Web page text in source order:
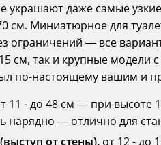
украшают даже самые
см. Миниатюрное для
ограничений — все
см, так и крупные
по-настоящему вашим и
11 - до 48 см — при высоте
нарядно — отлично для
от стены). от 12 - до